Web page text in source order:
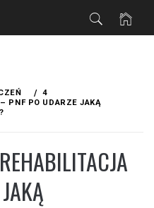
4
PNF PO UDARZE JAKĄ